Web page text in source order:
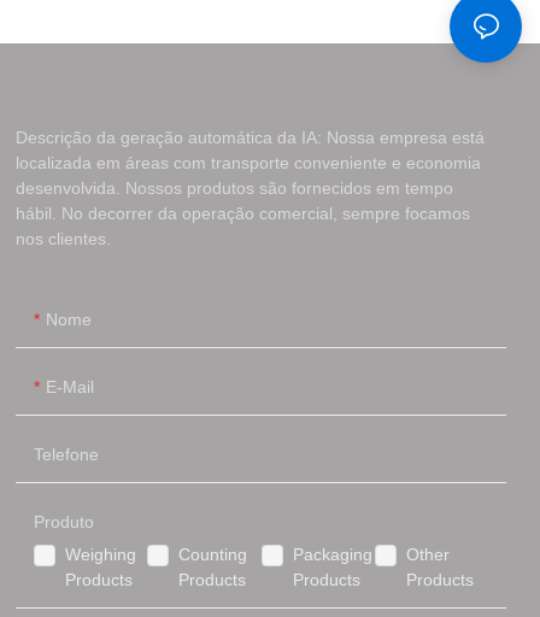
Descrição da geração automática da IA: Nossa empresa está
localizada em áreas com transporte conveniente e economia
desenvolvida. Nossos produtos são fornecidos em tempo
hábil. No decorrer da operação comercial, sempre focamos
nos clientes.
Nome
E-Mail
Telefone
Weighing
Products
Counting
Products
Packaging
Products
Other
Products
Produto